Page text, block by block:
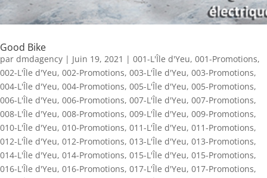
Good Bike
par dmdagency | Juin 19, 2021 | 001-L'Île d'Yeu, 001-Promotions,
002-L'Île d'Yeu, 002-Promotions, 003-L'Île d'Yeu, 003-Promotions,
004-L'Île d'Yeu, 004-Promotions, 005-L'Île d'Yeu, 005-Promotions,
006-L'Île d'Yeu, 006-Promotions, 007-L'Île d'Yeu, 007-Promotions,
008-L'Île d'Yeu, 008-Promotions, 009-L'Île d'Yeu, 009-Promotions,
010-L'Île d'Yeu, 010-Promotions, 011-L'Île d'Yeu, 011-Promotions,
012-L'Île d'Yeu, 012-Promotions, 013-L'Île d'Yeu, 013-Promotions,
014-L'Île d'Yeu, 014-Promotions, 015-L'Île d'Yeu, 015-Promotions,
016-L'Île d'Yeu, 016-Promotions, 017-L'Île d'Yeu, 017-Promotions,